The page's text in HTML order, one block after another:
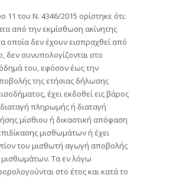
11 του Ν. 4346/2015 ορίστηκε ότι:
από την εκμίσθωση ακίνητης
οποία δεν έχουν εισπραχθεί από
δεν συνυπολογίζονται στο
του, εφόσον έως την
της ετήσιας δήλωσης
έχει εκδοθεί εις βάρος
πληρωμής ή διαταγή
μίσθιου ή δικαστική απόφαση
μισθωμάτων ή έχει
του μισθωτή αγωγή αποβολής
μισθωμάτων. Τα εν λόγω
στο έτος και κατά το